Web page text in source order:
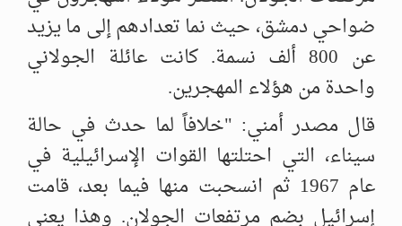
ضواحي دمشق، ‏حيث نما تعدادهم إلى ما يزيد
عن 800 ألف نسمة. كانت عائلة الجولاني
واحدة ‏من هؤلاء المهجرين. ‏
قال مصدر أمني: "خلافاً لما حدث في حالة
سيناء، التي احتلتها القوات ‏الإسرائيلية في
عام 1967 ثم انسحبت منها فيما بعد، قامت
إسرائيل بضم ‏مرتفعات الجولان. وهذا يعني